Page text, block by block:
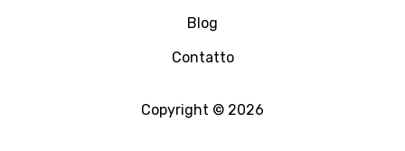
Blog
Contatto
Copyright © 2026